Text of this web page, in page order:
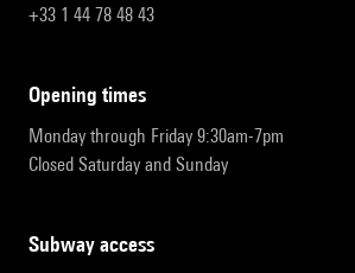
+33 1 44 78 48 43
opening times
Monday through Friday 9:30am-7pm
Closed Saturday and Sunday
subway access